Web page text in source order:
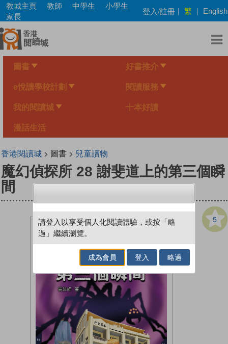
Skip
main
content
教城主頁 教師 中學生
小學生
家長
登入/註冊 | 繁 | English
圖書 好書推介
e悅讀學校計劃 閱讀服務
我的閱讀城 十本好讀
漫話生活
香港閱讀城> 圖書 > 兒童讀物
魔幻偵探所 28 謝斐道上的第三個瞬
間
5
請登入以享受個人化閱讀體驗，或按「略
過」繼續瀏覽。
成為會員 登入 略過